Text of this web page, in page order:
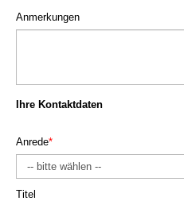
Anmerkungen
Ihre Kontaktdaten
Anrede*
Titel